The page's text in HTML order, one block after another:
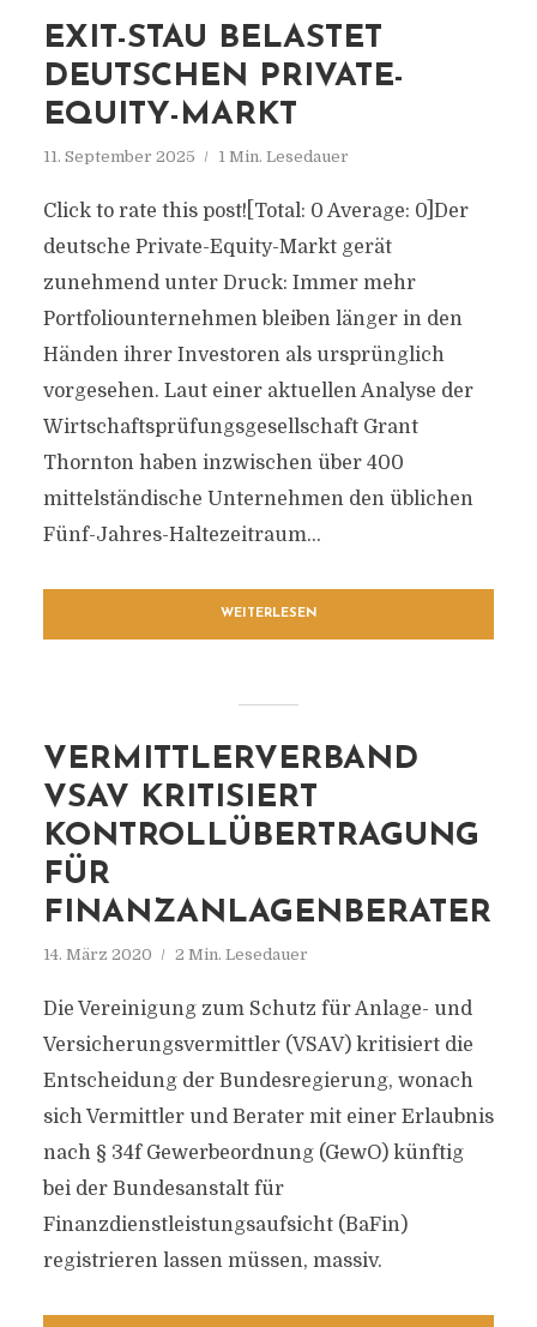
EXIT-STAU BELASTET
DEUTSCHEN PRIVATE-
EQUITY-MARKT
11. September 2025 1 Min. Lesedauer
Click to rate this post![Total: 0 Average: 0]Der
deutsche Private-Equity-Markt gerät
zunehmend unter Druck: Immer mehr
Portfoliounternehmen bleiben länger in den
Händen ihrer Investoren als ursprünglich
vorgesehen. Laut einer aktuellen Analyse der
Wirtschaftsprüfungsgesellschaft Grant
Thornton haben inzwischen über 400
mittelständische Unternehmen den üblichen
Fünf-Jahres-Haltezeitraum...
WEITERLESEN
VERMITTLERVERBAND
VSAV KRITISIERT
KONTROLLÜBERTRAGUNG
FÜR
FINANZANLAGENBERATER
14. März 2020 2 Min. Lesedauer
Die Vereinigung zum Schutz für Anlage- und
Versicherungsvermittler (VSAV) kritisiert die
Entscheidung der Bundesregierung, wonach
sich Vermittler und Berater mit einer Erlaubnis
nach § 34f Gewerbeordnung (GewO) künftig
bei der Bundesanstalt für
Finanzdienstleistungsaufsicht (BaFin)
registrieren lassen müssen, massiv.